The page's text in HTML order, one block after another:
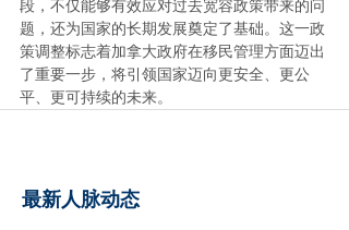
段，不仅能够有效应对过去宽容政策带来的问
题，还为国家的长期发展奠定了基础。这一政
策调整标志着加拿大政府在移民管理方面迈出
了重要一步，将引领国家迈向更安全、更公
平、更可持续的未来。
最新人脉动态